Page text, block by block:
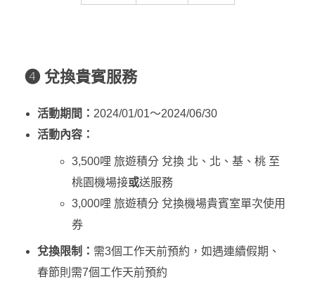
❹ 兌換貴賓服務
活動期間： 2024/01/01～2024/06/30
活動內容：
3,500哩 旅遊積分 兌換 北、北、基、桃 至
桃園機場接或送服務
3,000哩 旅遊積分 兌換機場貴賓室單次使用
券
兌換限制： 需3個工作天前預約，如遇連續假期、
春節則需7個工作天前預約